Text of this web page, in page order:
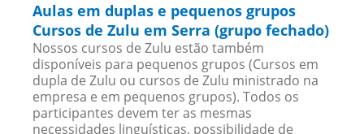
Aulas em duplas e pequenos grupos
Cursos de Zulu em Serra (grupo fechado)
Nossos cursos de Zulu estão também
disponíveis para pequenos grupos (Cursos em
dupla de Zulu ou cursos de Zulu ministrado na
empresa e em pequenos grupos). Todos os
participantes devem ter as mesmas
necessidades linguísticas, possibilidade de